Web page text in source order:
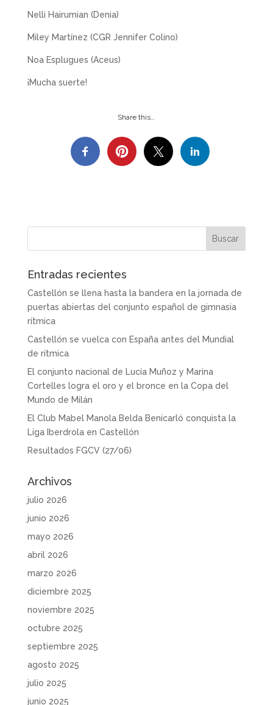
Nelli Hairumian (Denia)
Miley Martínez (CGR Jennifer Colino)
Noa Esplugues (Aceus)
¡Mucha suerte!
Share this…
Entradas recientes
Castellón se llena hasta la bandera en la jornada de
puertas abiertas del conjunto español de gimnasia
rítmica
Castellón se vuelca con España antes del Mundial
de rítmica
El conjunto nacional de Lucía Muñoz y Marina
Cortelles logra el oro y el bronce en la Copa del
Mundo de Milán
El Club Mabel Manola Belda Benicarló conquista la
Liga Iberdrola en Castellón
Resultados FGCV (27/06)
Archivos
julio 2026
junio 2026
mayo 2026
abril 2026
marzo 2026
diciembre 2025
noviembre 2025
octubre 2025
septiembre 2025
agosto 2025
julio 2025
junio 2025